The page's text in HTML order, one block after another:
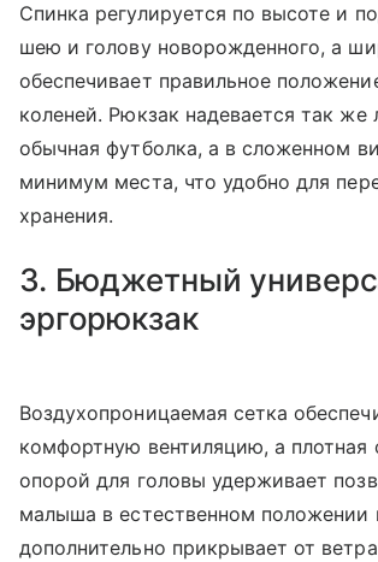
Спинка регулируется по высоте и
шею и голову новорожденного, а
обеспечивает правильное
коленей. Рюкзак надевается так же
обычная футболка, а в сложенном
минимум места, что удобно для
хранения.
3. Бюджетный
эргорюкзак
Воздухопроницаемая сетка
комфортную вентиляцию, а плотная
опорой для головы удерживает
малыша в естественном положении
дополнительно прикрывает от